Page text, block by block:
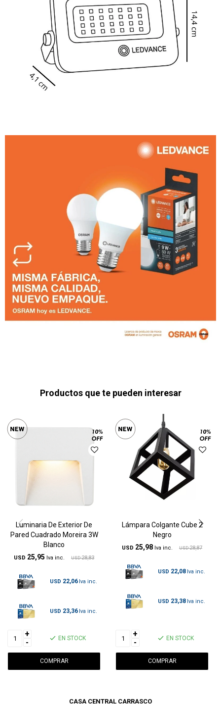
Productos que te pueden interesar
Luminaria De Exterior De
Pared Cuadrado Moreira 3W
Blanco
USD 25,95 USD 28,83
USD 22,06
USD 23,36
+
-
EN STOCK
Lámpara Colgante Cube 2
Negro
USD 25,98 USD 28,87
USD 22,08
USD 23,38
+
-
EN STOCK
CASA CENTRAL CARRASCO